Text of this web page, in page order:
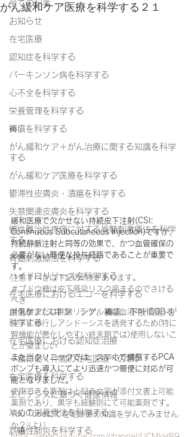
全ての記事
お知らせ
在宅医療
認知症を科学する
パーキンソン病を科学する
心不全を科学する
栄養管理を科学する
褥瘡を科学する
がん緩和ケア＋がん治療に関する知識を科学
する
がん緩和ケア医療を科学する
鬱滞性皮膚炎・潰瘍を科学する
失禁関連皮膚炎を科学する
慢性難治性疼痛に対する脊髄刺激療法を科学
する
脊髄刺激療法を科学する
ハイドロリリースを科学する
在宅医療におけるエコーを科学する
創傷ケア(スキン テア、褥瘡、下肢潰瘍)を
科学する
在宅医療における認知症治療
一緒に働く仲間の在宅医療への想い
在宅医療を科学する
エビデンスに基づく健康情報
攻めの栄養療法を科学する
誤嚥性肺炎を科学する
がん緩和ケア医療を科学する２１
緩和医療で欠かせない持続皮下注射(CSI:
Continuous Subcutaneous Injection)ですが、
持続静脈注射と同等の効果で、かつ血管確保の
必要がない簡便な投与経路であることが重要で
す。
注意すべきは下記の2点があります。
＃ブドウ糖は皮下感染リスク高まるのでさける
べき
＃乳酸または酢酸リンゲル液は血液中HCO3-が
皮下に移行しアシドーシスを誘発するため(特に
腎機能が悪化しやすい終末期では)使用しないこ
とが望ましい
また当クリニックでは、スマホで調整するPCA
ポンプも導入にてより迅速かつ簡便に対応が可
能となりました。
使用できる薬剤は上記赤文字が添付文書上可能
薬剤であり、黒字も経験則にて可能薬剤です。
You Tubeにて在宅診療の知識を学んでみません
か？☟より